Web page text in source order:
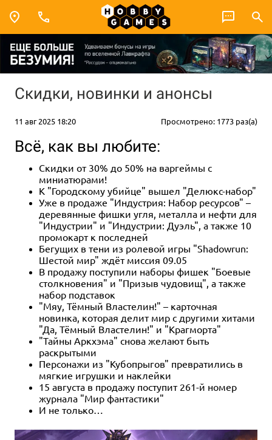
Скидки, новинки и анонсы
11 авг 2025 18:20 Просмотрено: 1773 раз(а)
Всё, как вы любите:
Скидки от 30% до 50% на варгеймы с
миниатюрами!
К "Городскому убийце" вышел "Делюкс-набор"
Уже в продаже "Индустрия: Набор ресурсов" –
деревянные фишки угля, металла и нефти для
"Индустрии" и "Индустрии: Дуэль", а также 10
промокарт к последней
Бегущих в тени из ролевой игры "Shadowrun:
Шестой мир" ждёт миссия 09.05
В продажу поступили наборы фишек "Боевые
столкновения" и "Призыв чудовищ", а также
набор подставок
"Мяу, Тёмный Властелин!" – карточная
новинка, которая делит мир с другими хитами
"Да, Тёмный Властелин!" и "Крагморта"
"Тайны Аркхэма" снова желают быть
раскрытыми
Персонажи из "Кубопрыгов" превратились в
мягкие игрушки и наклейки
15 августа в продажу поступит 261-й номер
журнала "Мир фантастики"
И не только…